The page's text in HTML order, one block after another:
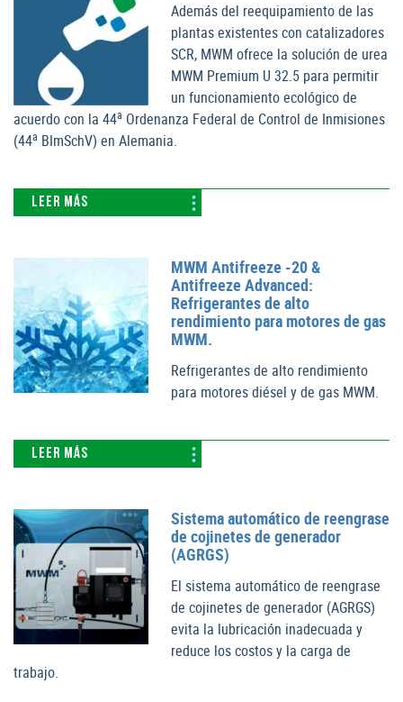
Además del reequipamiento de las
plantas existentes con catalizadores
SCR, MWM ofrece la solución de urea
MWM Premium U 32.5 para permitir
un funcionamiento ecológico de
acuerdo con la 44a Ordenanza Federal de Control de Inmisiones
(44a BImSchV) en Alemania.
LEER MÁS
MWM Antifreeze -20 &
Antifreeze Advanced:
Refrigerantes de alto
rendimiento para motores de gas
MWM.
Refrigerantes de alto rendimiento
para motores diésel y de gas MWM.
LEER MÁS
Sistema automático de reengrase
de cojinetes de generador
(AGRGS)
El sistema automático de reengrase
de cojinetes de generador (AGRGS)
evita la lubricación inadecuada y
reduce los costos y la carga de
trabajo.